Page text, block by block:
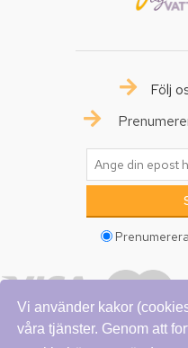
Vi använder kakor
våra tjänster. Genom att
Följ
Prenumerera